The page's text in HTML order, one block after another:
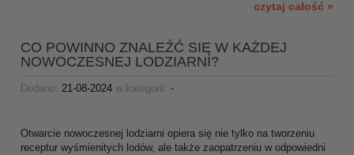
czytaj całość »
CO POWINNO ZNALEŹĆ SIĘ W KAŻDEJ
NOWOCZESNEJ LODZIARNI?
Dodano: 21-08-2024 w kategorii: -
Otwarcie nowoczesnej lodziarni opiera się nie tylko na tworzeniu
receptur wyśmienitych lodów, ale także zaopatrzeniu w odpowiedni